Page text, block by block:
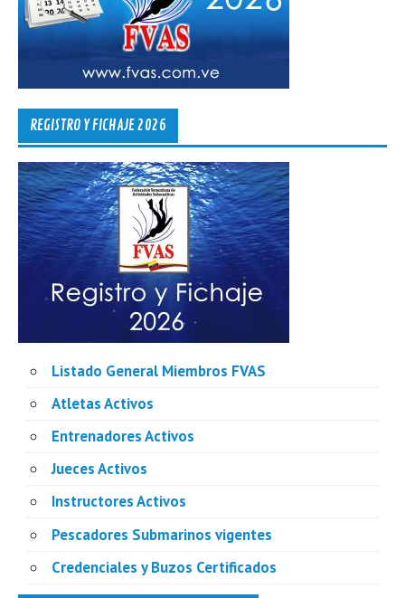
REGISTRO Y FICHAJE 2026
Listado General Miembros FVAS
Atletas Activos
Entrenadores Activos
Jueces Activos
Instructores Activos
Pescadores Submarinos vigentes
Credenciales y Buzos Certificados